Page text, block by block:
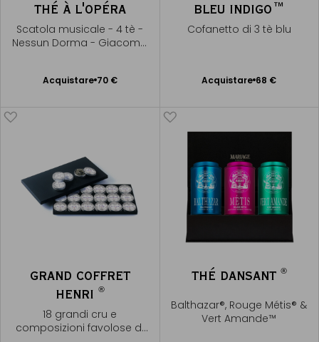
THÉ À L'OPÉRA
Scatola musicale - 4 tè -
Nessun Dorma - Giacomo
Acquistare 70 €
Aggiungere
BLEU INDIGO™
Cofanetto di 3 tè blu
Acquistare 68 €
Aggiungere
GRAND COFFRET
HENRI ®
18 grandi cru e
composizioni favolose di
THÉ DANSANT ®
Balthazar®, Rouge Métis® &
Vert Amande™